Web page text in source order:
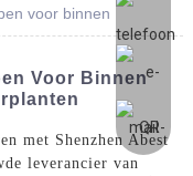
voor binnen
Voor Binnen
met Shenzhen Abest
leverancier van